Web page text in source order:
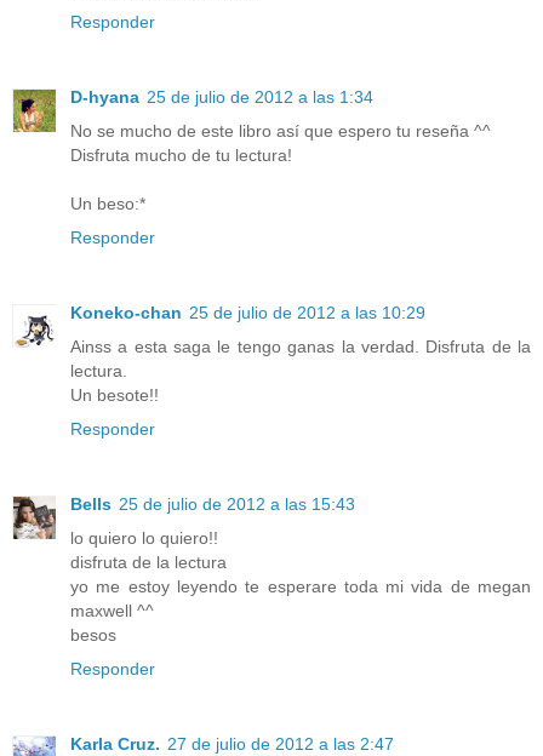
Responder
D-hyana 25 de julio de 2012 a las 1:34
No se mucho de este libro así que espero tu reseña ^^
Disfruta mucho de tu lectura!
Un beso:*
Responder
Koneko-chan 25 de julio de 2012 a las 10:29
Ainss a esta saga le tengo ganas la verdad. Disfruta de la
lectura.
Un besote!!
Responder
Bells 25 de julio de 2012 a las 15:43
lo quiero lo quiero!!
disfruta de la lectura
yo me estoy leyendo te esperare toda mi vida de megan
maxwell ^^
besos
Responder
Karla Cruz. 27 de julio de 2012 a las 2:47